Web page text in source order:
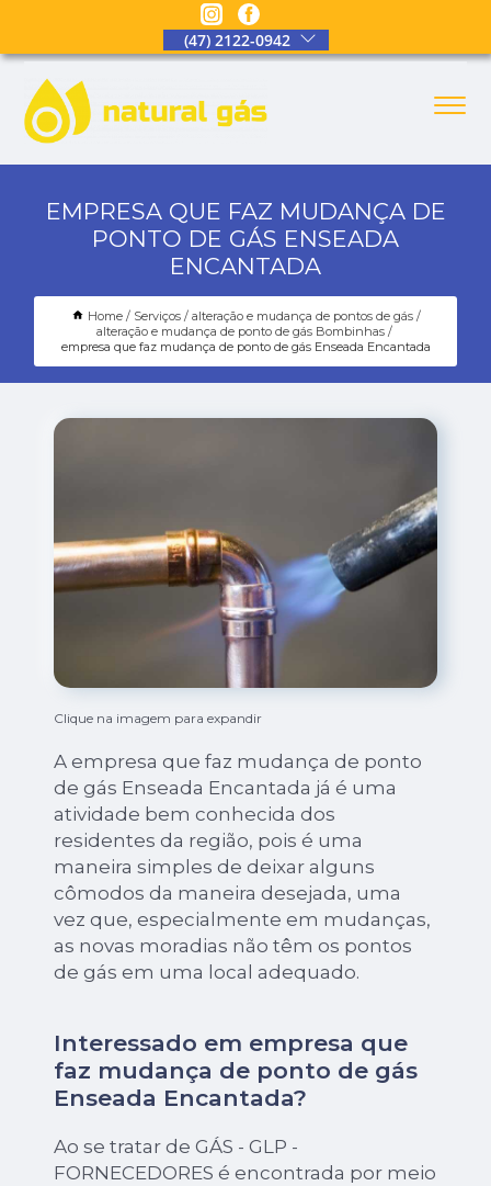
(47) 2122-0942
EMPRESA QUE FAZ MUDANÇA DE
PONTO DE GÁS ENSEADA
ENCANTADA
Home Serviços
alteração e mudança de pontos de gás
alteração e mudança de ponto de gás Bombinhas
empresa que faz mudança de ponto de gás Enseada Encantada
Clique na imagem para expandir
A empresa que faz mudança de ponto
de gás Enseada Encantada já é uma
atividade bem conhecida dos
residentes da região, pois é uma
maneira simples de deixar alguns
cômodos da maneira desejada, uma
vez que, especialmente em mudanças,
as novas moradias não têm os pontos
de gás em uma local adequado.
Interessado em empresa que
faz mudança de ponto de gás
Enseada Encantada?
Ao se tratar de GÁS - GLP -
FORNECEDORES é encontrada por meio